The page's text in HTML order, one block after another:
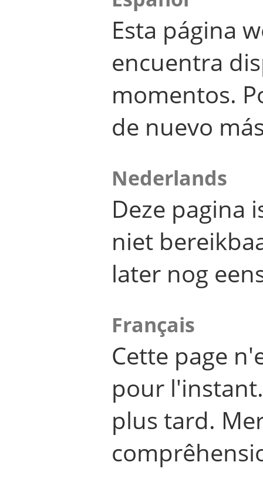
Esta página
encuentra
momentos.
de nuevo
Nederlands
Deze pagina
niet
later nog
Français
Cette page
pour
plus tard.